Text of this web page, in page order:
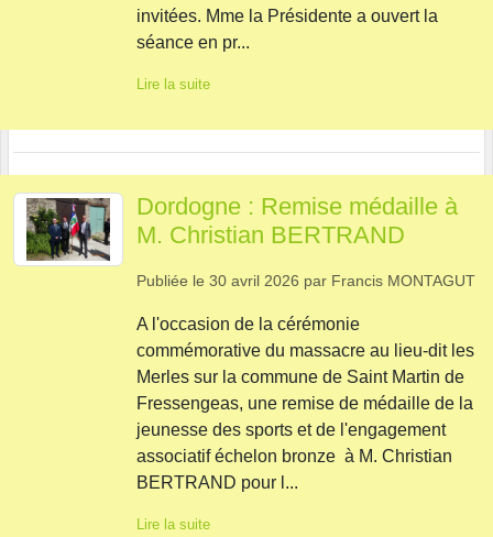
invitées. Mme la Présidente a ouvert la
séance en pr...
Lire la suite
Dordogne : Remise médaille à
M. Christian BERTRAND
Publiée le 30 avril 2026 par Francis MONTAGUT
A l'occasion de la cérémonie
commémorative du massacre au lieu-dit les
Merles sur la commune de Saint Martin de
Fressengeas, une remise de médaille de la
jeunesse des sports et de l'engagement
associatif échelon bronze à M. Christian
BERTRAND pour l...
Lire la suite